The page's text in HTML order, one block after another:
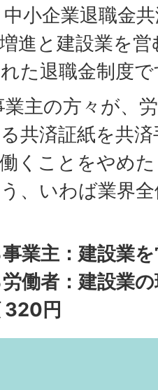
小企業退職金
進と建設業を
た退職金制度
主の方々が、
共済証紙を共
くことをやめ
、いわば業界
業主：建設業
働者：建設業
320円